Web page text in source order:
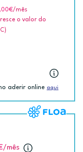
/mês
o valor do
aderir online aqui
/mês